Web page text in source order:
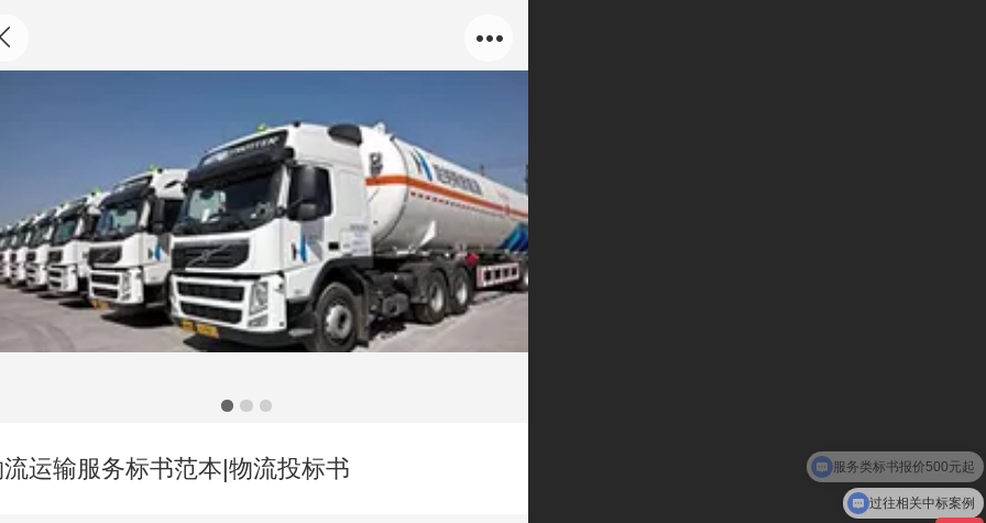
运输服务标书范本|物流投标书
过往相关中标案例
服务类标书报价500元起